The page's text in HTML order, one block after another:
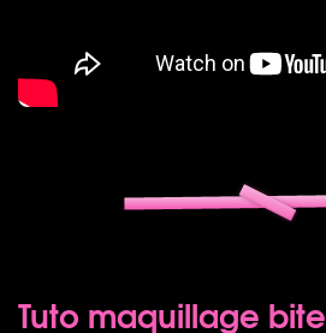
Tuto maquillage bite